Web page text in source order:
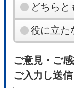
どちらと
役に立た
ご意見・ご
ご入力し送信